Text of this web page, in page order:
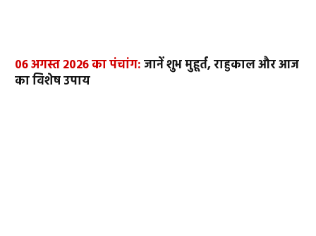
06 अगस्त 2026 का पंचांग:जानें शुभ मुहूर्त, राहुकाल और आज
का विशेष उपाय